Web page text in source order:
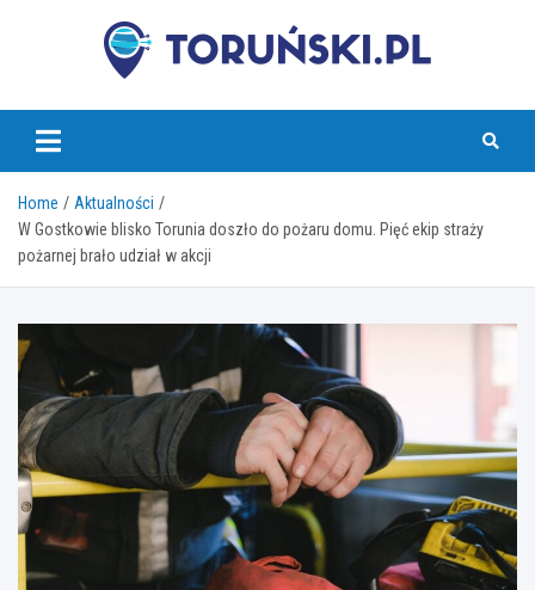
torunski.pl
Home
Aktualności
W Gostkowie blisko Torunia doszło do pożaru domu. Pięć ekip straży
pożarnej brało udział w akcji